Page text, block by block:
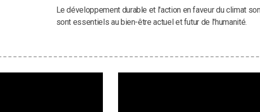
Le développement durable et l'action en faveur du climat
sont essentiels au bien-être actuel et futur de l'humanité.